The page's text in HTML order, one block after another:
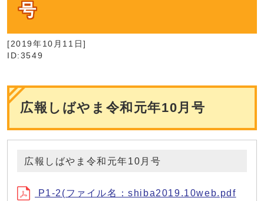
号
[2019年10月11日]
ID:3549
広報しばやま令和元年10月号
広報しばやま令和元年10月号
P1-2(ファイル名：shiba2019.10web.pdf